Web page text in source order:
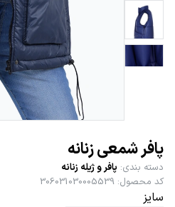
پافر شمعی زنانه
دسته بندی: پافر و ژیله زنانه
کد محصول:
306031030005539
سایز